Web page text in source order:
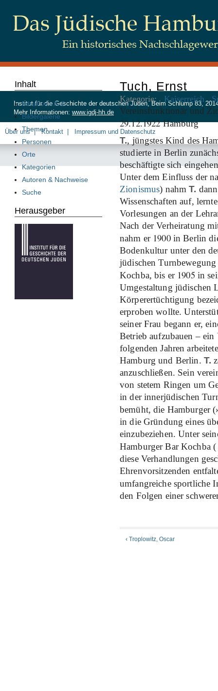
Tuch, Ernst
Kategorie: Kaiserreich
Vereinsfunktionär und
29.12.1922Hamburg
T., jüngstes Kind des
studierte in Berlin
beschäftigte sich
Unter dem Einfluss der
Zionismus) nahmT.
Wissenschaften auf,
Vorlesungen an der
Nach der Verheiratung
nahm er 1900in Berlin die
Bodenkultur unter den
jüdischen
Kochba, bis er 1905 in
Umgestaltung jüdischen
Körperertüchtigung
erproben wollte.
seiner Frau begann er,
Betrieb aufzubauen – ein
folgenden Jahren
Hamburg und Berlin. T.
anzuschließen. Sein
von stetem Ringen um
in der innerjüdischen
bemüht, die Hamburger
in die Gründung eines
einzubeziehen. Unter
Hamburger Bar Kochba (
diese Verhandlungen
Ehrenvorsitzenden
umfangreiche
den Folgen einer
‹ Troplowitz, Oscar
Inhalt
Inhalt von A-Z
Bildergalerie
Themen
Personen
Orte
Kategorien
Autoren & Nachweise
Suche
Herausgeber
Institut für die Geschichte der deutschen Juden, Beim Schlump 83,
Mehr Informationen: www.igdj-hh.de
Über uns Kontakt Impressum und Datenschutz